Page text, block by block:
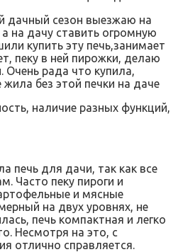
дачный сезон выезжаю на
на дачу ставить огромную
купить эту печь,занимает
пеку в ней пирожки, делаю
Очень рада что купила,
без этой печки на даче
наличие разных функций,
печь для дачи, так как все
Часто пеку пироги и
и мясные
на двух уровнях, не
печь компактная и легко
Несмотря на это, с
отлично справляется.